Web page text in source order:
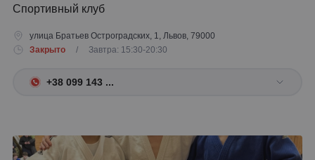
Спортивный клуб
улица Братьев Остроградских, 1, Львов, 79000
Закрыто
/ Завтра: 15:30-20:30
+38 099 143 ...